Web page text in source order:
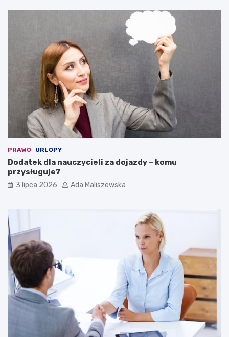
PRAWO URLOPY
Dodatek dla nauczycieli za dojazdy – komu
przysługuje?
3 lipca 2026 Ada Maliszewska